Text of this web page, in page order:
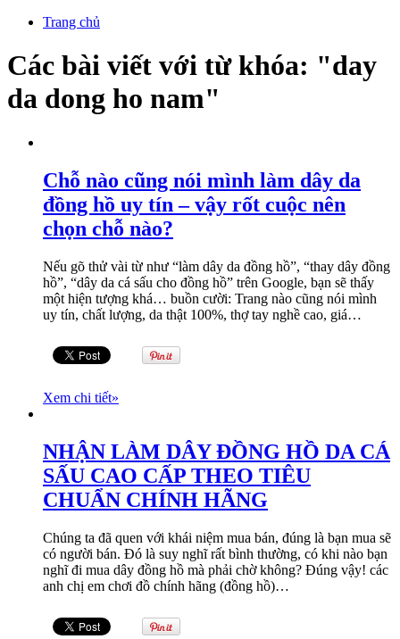
Trang chủ
Các bài viết với từ khóa: "day
da dong ho nam"
Chỗ nào cũng nói mình làm dây da
đồng hồ uy tín – vậy rốt cuộc nên
chọn chỗ nào?
Nếu gõ thử vài từ như “làm dây da đồng hồ”, “thay dây đồng
hồ”, “dây da cá sấu cho đồng hồ” trên Google, bạn sẽ thấy
một hiện tượng khá… buồn cười: Trang nào cũng nói mình
uy tín, chất lượng, da thật 100%, thợ tay nghề cao, giá…
Xem chi tiết»
NHẬN LÀM DÂY ĐỒNG HỒ DA CÁ
SẤU CAO CẤP THEO TIÊU
CHUẨN CHÍNH HÃNG
Chúng ta đã quen với khái niệm mua bán, đúng là bạn mua sẽ
có người bán. Đó là suy nghĩ rất bình thường, có khi nào bạn
nghĩ đi mua dây đồng hồ mà phải chờ không? Đúng vậy! các
anh chị em chơi đồ chính hãng (đồng hồ)…